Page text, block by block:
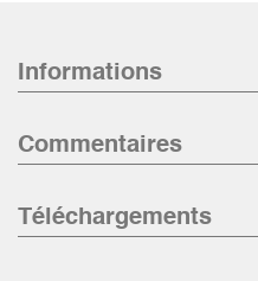
Informations
Commentaires
Téléchargements